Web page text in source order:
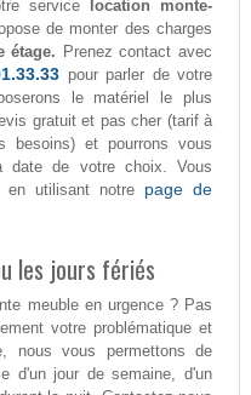
service
location monte-
de monter des charges
étage. Prenez contact avec
pour parler de votre
le matériel le plus
gratuit et pas cher (tarif à
besoins) et pourrons vous
date de votre choix. Vous
en utilisant notre page de
les jours fériés
meuble en urgence ? Pas
votre problématique et
nous vous permettons de
d'un jour de semaine, d'un